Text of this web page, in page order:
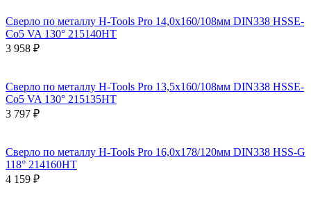
Сверло по металлу H-Tools Pro 14,0x160/108мм DIN338 HSSE-
Co5 VA 130° 215140HT
3 958 ₽
Сверло по металлу H-Tools Pro 13,5x160/108мм DIN338 HSSE-
Co5 VA 130° 215135HT
3 797 ₽
Сверло по металлу H-Tools Pro 16,0x178/120мм DIN338 HSS-G
118° 214160HT
4 159 ₽